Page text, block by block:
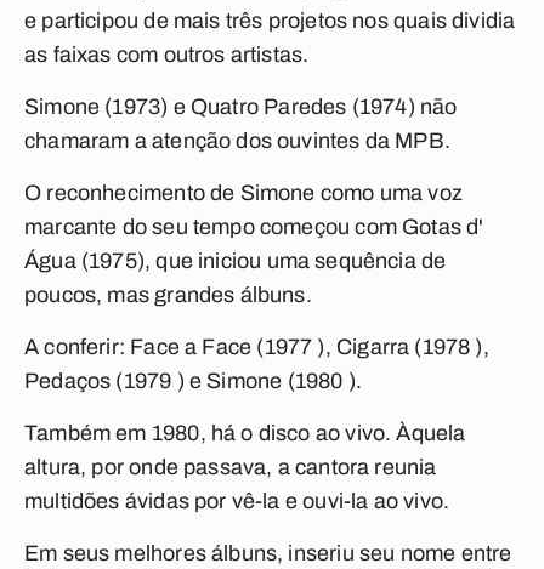
e participou de mais três projetos nos quais dividia
as faixas com outros artistas.
Simone (1973) e Quatro Paredes (1974) não
chamaram a atenção dos ouvintes da MPB.
O reconhecimento de Simone como uma voz
marcante do seu tempo começou com Gotas d'
Água(1975), que iniciou uma sequência de
poucos, mas grandes álbuns.
A conferir: Face a Face (1977 ), Cigarra (1978 ),
Pedaços (1979 ) e Simone (1980 ).
Também em 1980, há o disco ao vivo. Àquela
altura, por onde passava, a cantora reunia
multidões ávidas por vê-la e ouvi-la ao vivo.
Em seus melhores álbuns, inseriu seu nome entre